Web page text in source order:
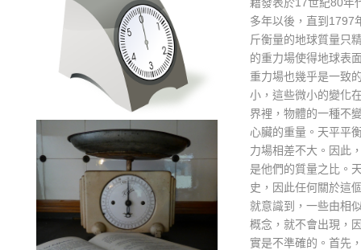
多年以後，直到1797
斤衡量的地球質量只
的重力場使得地球表
重力場也幾乎是一致
小，這些微小的變化
界裡，物體的一種不
心臟的重量。天平平
力場相差不大。因此
是他們的質量之比。
史，因此任何關於這
就意識到，一些由相
概念，就不會出現，
實是不準確的。首先